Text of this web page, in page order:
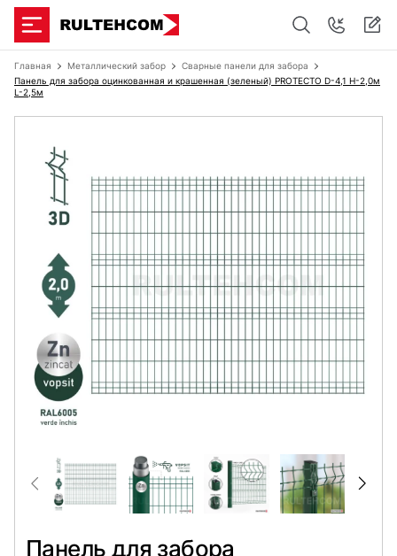
Главная Металлический забор
Сварные панели для забора
Панель для забора оцинкованная и крашенная (зеленый) PROTECTO D-4,1 H-2,0м
L-2,5м
Панель для забора